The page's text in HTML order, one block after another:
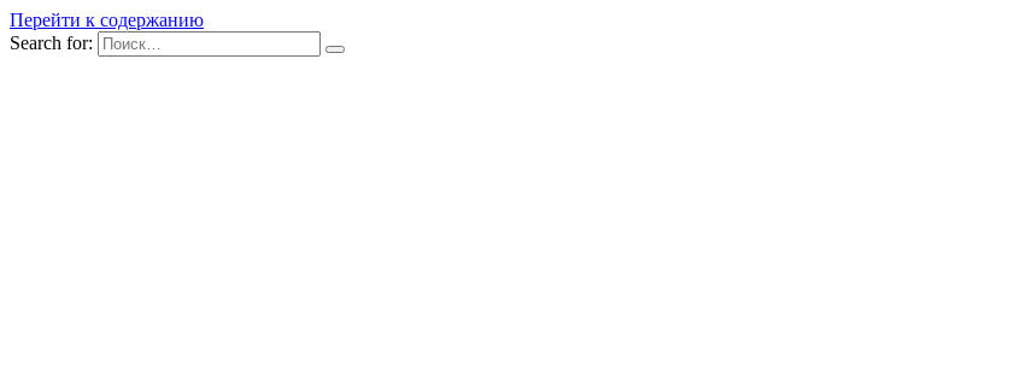
Перейти к содержанию
Search for: